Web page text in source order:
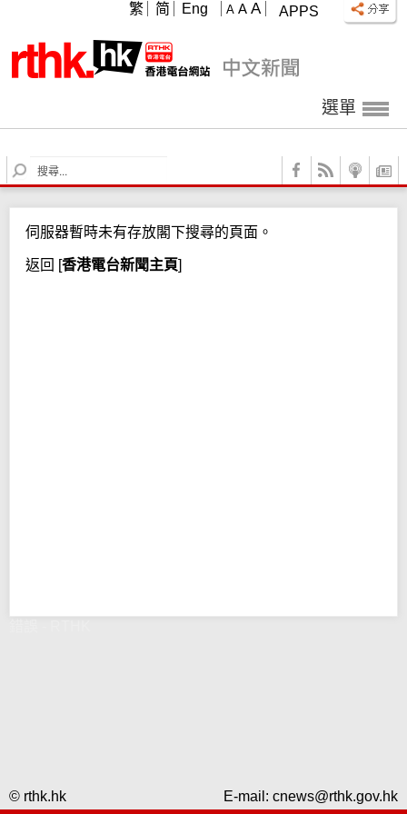
APPS
A A A
繁 简 Eng
選單
S
e
c
h
伺服器暫時未有存放閣下搜尋的頁面。
返回 [香港電台新聞主頁]
© rthk.hk E-mail: cnews@rthk.gov.hk